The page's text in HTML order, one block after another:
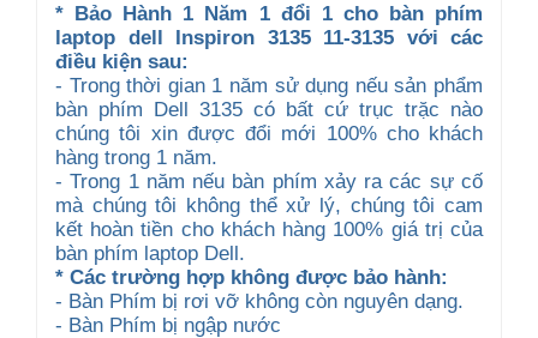
* Bảo Hành 1 Năm 1 đổi 1 cho bàn phím
laptop dell Inspiron 3135 11-3135 với các
điều kiện sau:
- Trong thời gian 1 năm sử dụng nếu sản phẩm
bàn phím Dell 3135 có bất cứ trục trặc nào
chúng tôi xin được đổi mới 100% cho khách
hàng trong 1 năm.
- Trong 1 năm nếu bàn phím xảy ra các sự cố
mà chúng tôi không thể xử lý, chúng tôi cam
kết hoàn tiền cho khách hàng 100% giá trị của
bàn phím laptop Dell.
* Các trường hợp không được bảo hành:
- Bàn Phím bị rơi vỡ không còn nguyên dạng.
- Bàn Phím bị ngập nước